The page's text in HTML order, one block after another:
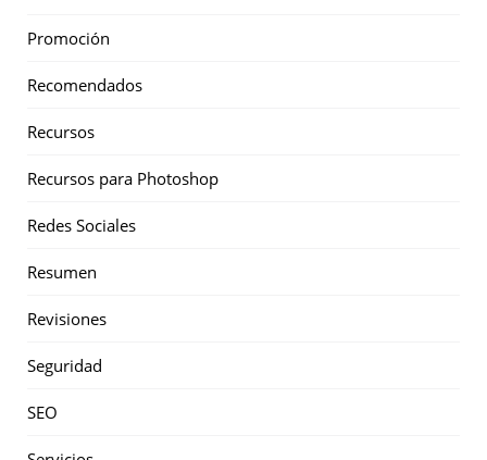
Promoción
Recomendados
Recursos
Recursos para Photoshop
Redes Sociales
Resumen
Revisiones
Seguridad
SEO